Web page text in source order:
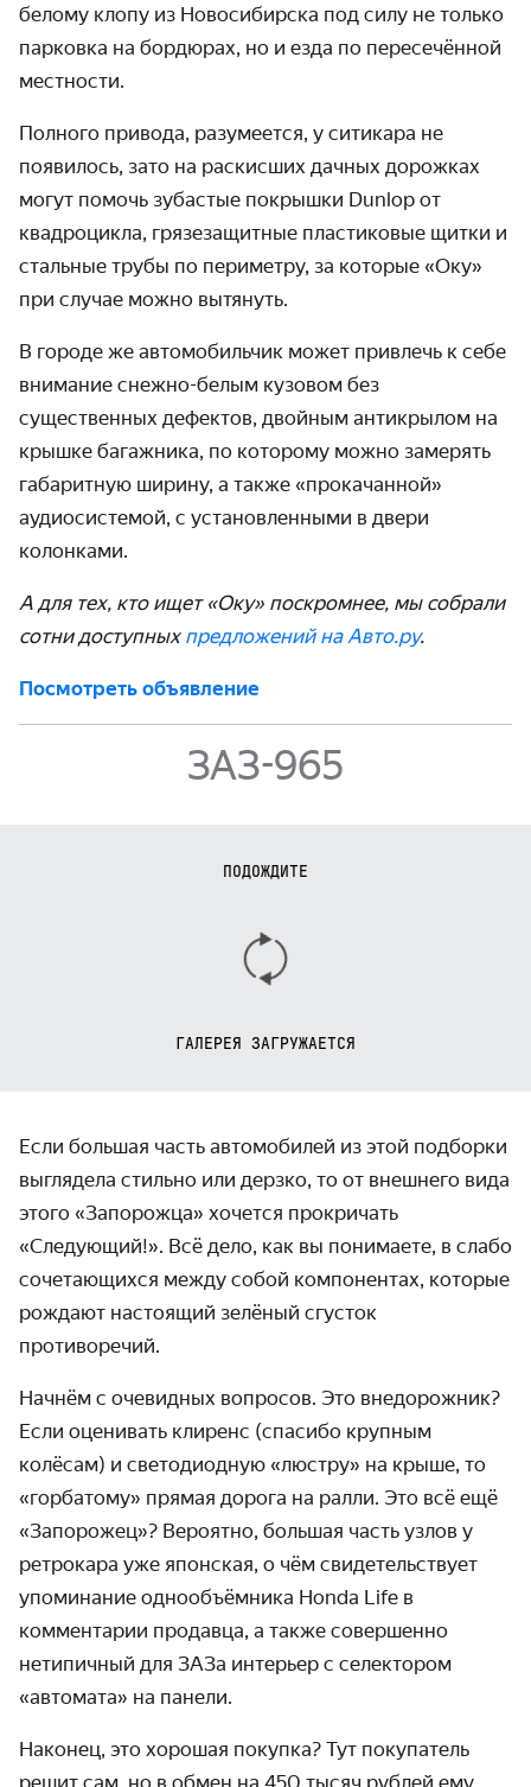
белому клопу из Новосибирска под силу не только
парковка на бордюрах, но и езда по пересечённой
местности.
Полного привода, разумеется, у ситикара не
появилось, зато на раскисших дачных дорожках
могут помочь зубастые покрышки Dunlop от
квадроцикла, грязезащитные пластиковые щитки и
стальные трубы по периметру, за которые «Оку»
при случае можно вытянуть.
В городе же автомобильчик может привлечь к себе
внимание снежно-белым кузовом без
существенных дефектов, двойным антикрылом на
крышке багажника, по которому можно замерять
габаритную ширину, а также «прокачанной»
аудиосистемой, с установленными в двери
колонками.
А для тех, кто ищет «Оку» поскромнее, мы собрали
сотни доступных предложений на Авто.ру.
Посмотреть объявление
ЗАЗ-965
ПОДОЖДИТЕ
ГАЛЕРЕЯ ЗАГРУЖАЕТСЯ
Если большая часть автомобилей из этой подборки
выглядела стильно или дерзко, то от внешнего вида
этого «Запорожца» хочется прокричать
«Следующий!». Всё дело, как вы понимаете, в слабо
сочетающихся между собой компонентах, которые
рождают настоящий зелёный сгусток
противоречий.
Начнём с очевидных вопросов. Это внедорожник?
Если оценивать клиренс (спасибо крупным
колёсам) и светодиодную «люстру» на крыше, то
«горбатому» прямая дорога на ралли. Это всё ещё
«Запорожец»? Вероятно, большая часть узлов у
ретрокара уже японская, о чём свидетельствует
упоминание однообъёмника Honda Life в
комментарии продавца, а также совершенно
нетипичный для ЗАЗа интерьер с селектором
«автомата» на панели.
Наконец, это хорошая покупка? Тут покупатель